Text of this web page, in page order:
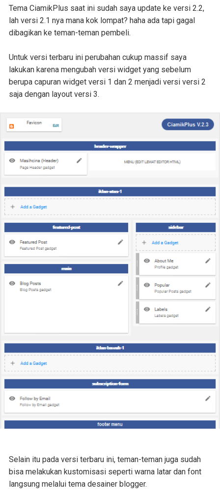
Tema CiamikPlus saat ini sudah saya update ke versi 2.2,
lah versi 2.1 nya mana kok lompat? haha ada tapi gagal
dibagikan ke teman-teman pembeli.
Untuk versi terbaru ini perubahan cukup massif saya
lakukan karena mengubah versi widget yang sebelum
berupa capuran widget versi 1 dan 2 menjadi versi versi 2
saja dengan layout versi 3.
Selain itu pada versi terbaru ini, teman-teman juga sudah
bisa melakukan kustomisasi seperti warna latar dan font
langsung melalui tema desainer blogger.